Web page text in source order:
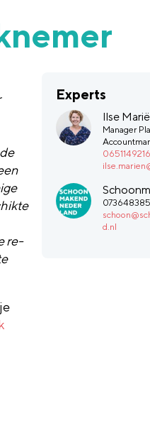
re-
Experts
Ilse
Manager
0651149216
d.nl